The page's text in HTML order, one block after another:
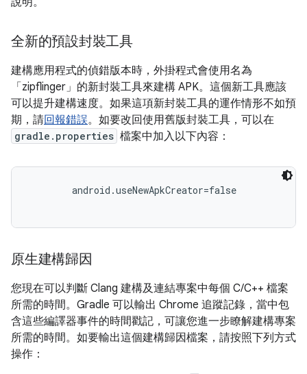
全新的預設封裝工具
建構應用程式的偵錯版本時，外掛程式會使用名為
「zipflinger」 的新封裝工具來建構 APK。這個新工具應該
可以提升建構速度。如果這項新封裝工具的運作情形不如預
期，請回報錯誤。如要改回使用舊版封裝工具，可以在
gradle.properties 檔案中加入以下內容：
android.useNewApkCreator=false
原生建構歸因
您現在可以判斷 Clang 建構及連結專案中每個 C/C++ 檔案
所需的時間。Gradle 可以輸出 Chrome 追蹤記錄，當中包
含這些編譯器事件的時間戳記，可讓您進一步瞭解建構專案
所需的時間。如要輸出這個建構歸因檔案，請按照下列方式
操作：